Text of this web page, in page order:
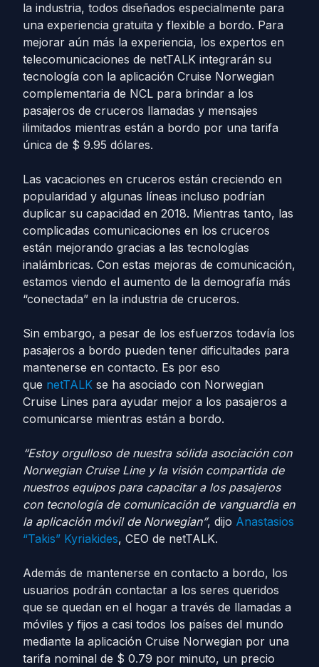
la industria, todos diseñados especialmente para
una experiencia gratuita y flexible a bordo. Para
mejorar aún más la experiencia, los expertos en
telecomunicaciones de netTALK integrarán su
tecnología con la aplicación Cruise Norwegian
complementaria de NCL para brindar a los
pasajeros de cruceros llamadas y mensajes
ilimitados mientras están a bordo por una tarifa
única de $ 9.95 dólares.
Las vacaciones en cruceros están creciendo en
popularidad y algunas líneas incluso podrían
duplicar su capacidad en 2018. Mientras tanto, las
complicadas comunicaciones en los cruceros
están mejorando gracias a las tecnologías
inalámbricas. Con estas mejoras de comunicación,
estamos viendo el aumento de la demografía más
“conectada” en la industria de cruceros.
Sin embargo, a pesar de los esfuerzos todavía los
pasajeros a bordo pueden tener dificultades para
mantenerse en contacto. Es por eso
que netTALK se ha asociado con Norwegian
Cruise Lines para ayudar mejor a los pasajeros a
comunicarse mientras están a bordo.
“Estoy orgulloso de nuestra sólida asociación con
Norwegian Cruise Line y la visión compartida de
nuestros equipos para capacitar a los pasajeros
con tecnología de comunicación de vanguardia en
la aplicación móvil de Norwegian”, dijo Anastasios
“Takis” Kyriakides, CEO de netTALK.
Además de mantenerse en contacto a bordo, los
usuarios podrán contactar a los seres queridos
que se quedan en el hogar a través de llamadas a
móviles y fijos a casi todos los países del mundo
mediante la aplicación Cruise Norwegian por una
tarifa nominal de $ 0.79 por minuto, un precio